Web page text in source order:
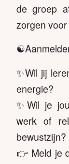
de groep
zorgen
✨Wil jij
energie?
✨Wil je
werk of
bewustzijn?
👉 Meld je